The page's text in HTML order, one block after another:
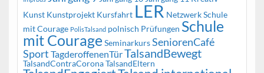
Kunst Kunstprojekt Kursfahrt LER Netzwerk Schule
mit Courage PolisTalsand polnisch Prüfungen Schule
mit Courage SeminarkursSeniorenCafé
Sport TagderoffenenTürTalsandBewegt
TalsandContraCoronaTalsandEltern